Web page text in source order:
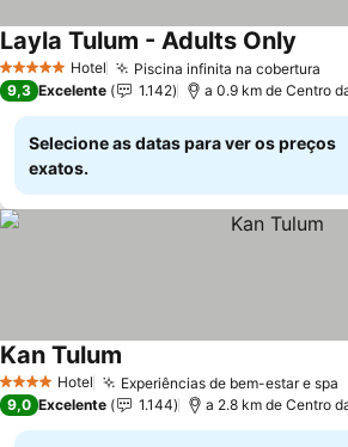
5 Estrelas Hotel Piscina infinita na cobertura
Layla Tulum - Adults Only
9,3 Excelente 1.142 a 0.9 km de Centro
Selecione as datas para ver os preços
exatos.
4 EstrelasHotel Experiências de bem-estar e spa
Kan Tulum
9,0 Excelente 1.144 a 2.8 km de Centro